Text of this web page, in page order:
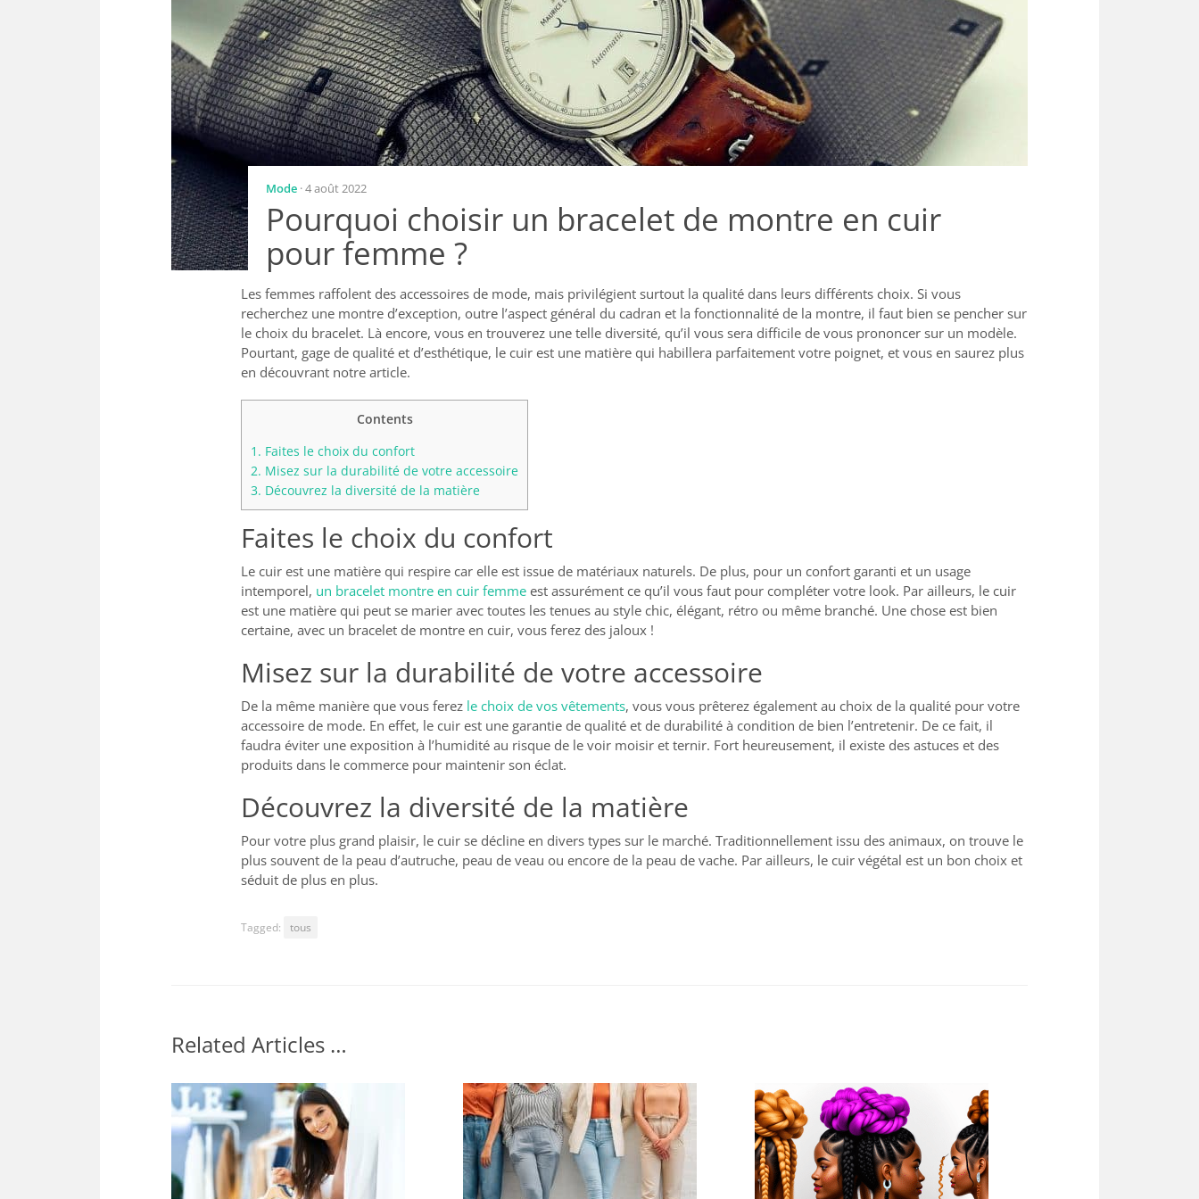
Mode · 4 août 2022
Pourquoi choisir un bracelet de montre en cuir
pour femme ?
Les femmes raffolent des accessoires de mode, mais privilégient surtout la qualité dans leurs différents choix. Si vous
recherchez une montre d’exception, outre l’aspect général du cadran et la fonctionnalité de la montre, il faut bien se pencher sur
le choix du bracelet. Là encore, vous en trouverez une telle diversité, qu’il vous sera difficile de vous prononcer sur un modèle.
Pourtant, gage de qualité et d’esthétique, le cuir est une matière qui habillera parfaitement votre poignet, et vous en saurez plus
en découvrant notre article.
Contents
1. Faites le choix du confort
2. Misez sur la durabilité de votre accessoire
3. Découvrez la diversité de la matière
Faites le choix du confort
Le cuir est une matière qui respire car elle est issue de matériaux naturels. De plus, pour un confort garanti et un usage
intemporel, un bracelet montre en cuir femme est assurément ce qu’il vous faut pour compléter votre look. Par ailleurs, le cuir
est une matière qui peut se marier avec toutes les tenues au style chic, élégant, rétro ou même branché. Une chose est bien
certaine, avec un bracelet de montre en cuir, vous ferez des jaloux !
Misez sur la durabilité de votre accessoire
De la même manière que vous ferez le choix de vos vêtements, vous vous prêterez également au choix de la qualité pour votre
accessoire de mode. En effet, le cuir est une garantie de qualité et de durabilité à condition de bien l’entretenir. De ce fait, il
faudra éviter une exposition à l’humidité au risque de le voir moisir et ternir. Fort heureusement, il existe des astuces et des
produits dans le commerce pour maintenir son éclat.
Découvrez la diversité de la matière
Pour votre plus grand plaisir, le cuir se décline en divers types sur le marché. Traditionnellement issu des animaux, on trouve le
plus souvent de la peau d’autruche, peau de veau ou encore de la peau de vache. Par ailleurs, le cuir végétal est un bon choix et
séduit de plus en plus.
Tagged: tous
Related Articles …